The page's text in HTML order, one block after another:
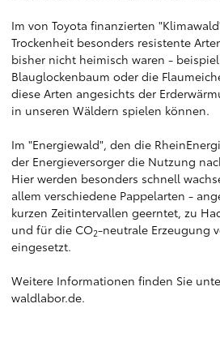
Im von Toyota finanzierten
Trockenheit besonders resistente
bisher nicht heimisch waren -
Blauglockenbaum oder die
diese Arten angesichts der
in unseren Wäldern spielen können.
Im "Energiewald", den die
der Energieversorger die Nutzung
Hier werden besonders schnell
allem verschiedene Pappelarten -
kurzen Zeitintervallen geerntet, zu
und für die CO2-neutrale Erzeugung
eingesetzt.
Weitere Informationen finden Sie
waldlabor.de.